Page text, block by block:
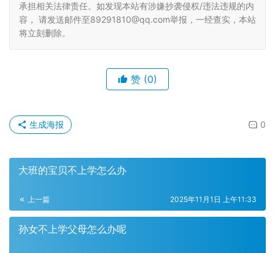
承担相关法律责任。如发现本站有涉嫌抄袭侵权/违法违规的内
容， 请发送邮件至89291810@qq.com举报，一经查实，本站
将立刻删除。
赞 (0)
0
生成海报
大班的宝贝不上学怎么办
上一篇 2025年11月1日 上午11:33
孙女不上学父母怎么办呢